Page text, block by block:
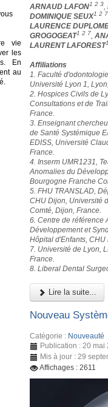
vie
les
En
au
ARNAUD LAFON1 2 3,
DOMINIQUE SEUX1 2 7
LAURENCE
GROGOGEAT1 2 7,
LAURENT LAFOREST1
Affiliations
1. Faculté
Université Lyon 1,
2. Hospices Civils de
Consultations et de
France.
3. Enseignant
de Santé Systémique
EDISS, Université
France.
4. Inserm UMR1231,
Anomalies du
Bourgogne Franche
5. FHU TRANSLAD,
CHU Dijon, Université
Comté, Dijon, France.
6. Centre de référence
Développement et
Hôpital d'Enfants,
7. Université de Lyon,
France.
8. Liberal Dental
Lire la suite...
Nouveau
Catégorie : Nouveauté
Publication : 20 mai
Mis à jour : 29
Affichages : 2611